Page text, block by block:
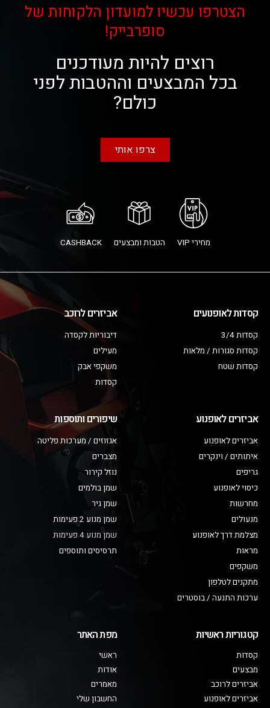
הצטרפו עכשיו למועדון הלקוחות של
סופרבייק!
רוצים להיות מעודכנים
בכל המבצעים וההטבות לפני
כולם?
צרפו אותי
מחירי VIP הטבות ומבצעים CASHBACK
קסדות לאופנועים
קסדות 3/4
קסדות סגורות / מלאות
קסדות שטח
אביזרים לרוכב
דיבוריות לקסדה
מעילים
משקפי אבק
קסדות
אביזרים לאופנוע
אביזרים לאופנוע
איתותים / וינקרים
גריפים
כיסוי לאופנוע
מחרשות
מנעולים
מצלמת דרך לאופנוע
מראות
משקפים
מתקנים לטלפון
ערכות התנעה / בוסטרים
שיפורים ותוספות
אגזוזים / מערכות פליטה
מצברים
נוזל קירור
שמן בולמים
שמן גיר
שמן מנוע 2 פעימות
שמן מנוע 4 פעימות
תרסיסים ותוספים
קטגוריות ראשיות
קסדות
מבצעים
אביזרים לרוכב
אביזרים לאופנוע
מפת האתר
ראשי
אודות
מאמרים
החשבון שלי